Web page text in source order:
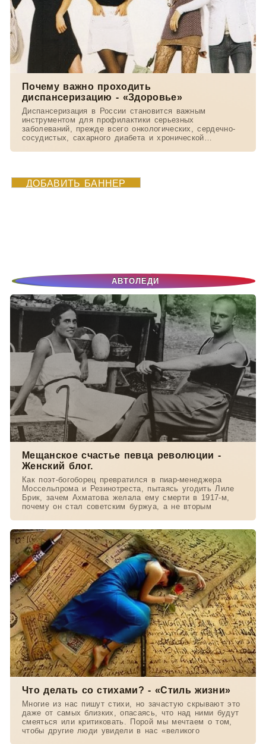
Почему важно проходить
диспансеризацию - «Здоровье»
Диспансеризация в России становится важным
инструментом для профилактики серьезных
заболеваний, прежде всего онкологических, сердечно-
сосудистых, сахарного диабета и хронической
ДОБАВИТЬ БАННЕР
АВТОЛЕДИ
Мещанское счастье певца революции -
Женский блог.
Как поэт-богоборец превратился в пиар-менеджера
Моссельпрома и Резинотреста, пытаясь угодить Лиле
Брик, зачем Ахматова желала ему смерти в 1917-м,
почему он стал советским буржуа, а не вторым
Что делать со стихами? - «Стиль жизни»
Многие из нас пишут стихи, но зачастую скрывают это
даже от самых близких, опасаясь, что над ними будут
смеяться или критиковать. Порой мы мечтаем о том,
чтобы другие люди увидели в нас «великого